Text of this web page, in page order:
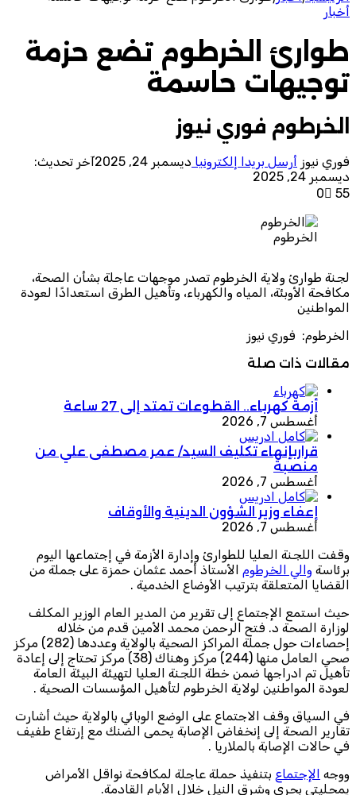
أخبار
طوارئ الخرطوم تضع حزمة
توجيهات حاسمة
الخرطوم فوري نيوز
فوري نيوز أرسل بريدا إلكترونيا ديسمبر 24, 2025
آخر تحديث:
ديسمبر 24, 2025
0
55
الخرطوم
لجنة طوارئ ولاية الخرطوم تصدر موجهات عاجلة بشأن الصحة،
مكافحة الأوبئة، المياه والكهرباء، وتأهيل الطرق استعدادًا لعودة
المواطنين
الخرطوم: فوري نيوز
مقالات ذات صلة
أزمة كهرباء.. القطوعات تمتد إلى 27 ساعة
أغسطس 7, 2026
قراربإنهاء تكليف السيد/ عمر مصطفى علي من
منصبة
أغسطس 7, 2026
إعفاء وزير الشؤون الدينية والأوقاف
أغسطس 7, 2026
وقفت اللجنة العليا للطوارئ وإدارة الأزمة في إجتماعها اليوم
برئاسة والي الخرطوم الأستاذ أحمد عثمان حمزة على جملة من
القضايا المتعلقة بترتيب الأوضاع الخدمية .
حيث استمع الإجتماع إلى تقرير من المدير العام الوزير المكلف
لوزارة الصحة د. فتح الرحمن محمد الأمين قدم من خلاله
إحصاءات حول جملة المراكز الصحية بالولاية وعددها (282) مركز
صحي العامل منها (244) مركز وهناك (38) مركز تحتاج إلى إعادة
تأهيل تم ادراجها ضمن خطة اللجنة العليا لتهيئة البيئة العامة
لعودة المواطنين لولاية الخرطوم لتأهيل المؤسسات الصحية .
في السياق وقف الاجتماع على الوضع الوبائي بالولاية حيث أشارت
تقارير الصحة إلى إنخفاض الإصابة يحمى الضنك مع إرتفاع طفيف
في حالات الإصابة بالملاريا .
ووجه الإجتماع بتنفيذ حملة عاجلة لمكافحة نواقل الأمراض
يمحليتي بحري وشرق النيل خلال الأيام القادمة.